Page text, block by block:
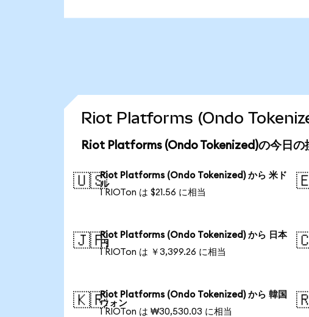
Riot Platforms (Ondo
Riot Platforms (Ondo Tokenized)の今日の
🇺🇸Riot Platforms (Ondo Tokenized) から 米ド
ル
1 RIOTon は $21.56 に相当
🇯🇵Riot Platforms (Ondo Tokenized) から 日本
円
1 RIOTon は ￥3,399.26 に相当
🇰🇷Riot Platforms (Ondo Tokenized) から 韓国
ウォン
1 RIOTon は ₩30,530.03 に相当